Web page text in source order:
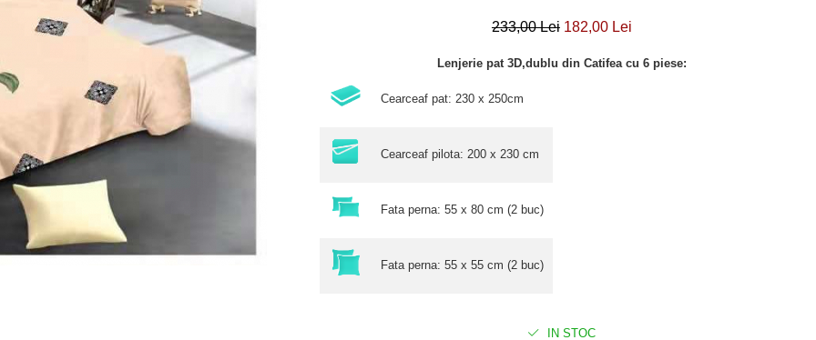
233,00 Lei 182,00 Lei
Lenjerie pat 3D,dublu din Catifea cu 6 piese:
Cearceaf pat: 230 x 250cm
Cearceaf pilota: 200 x 230 cm
Fata perna: 55 x 80 cm (2 buc)
Fata perna: 55 x 55 cm (2 buc)
IN STOC